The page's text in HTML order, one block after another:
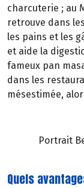
charcuterie ; au
retrouve dans
les pains et les
et aide la
fameux pan
dans les
mésestimée,
Portrait
Quels